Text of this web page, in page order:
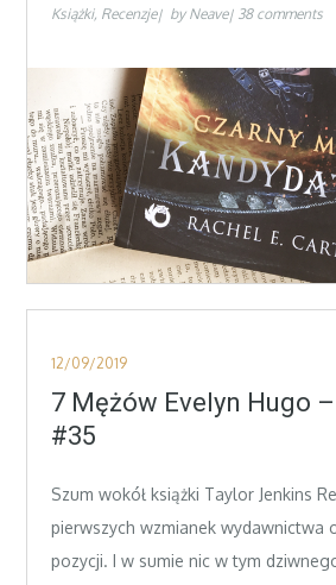
Książki Recenzje by Neave 38 comments
Posted
on
12/09/2019
7 Mężów Evelyn Hugo
#35
Szum wokół książki Taylor Jenkins
pierwszych wzmianek wydawnictwa
pozycji. I w sumie nic w tym